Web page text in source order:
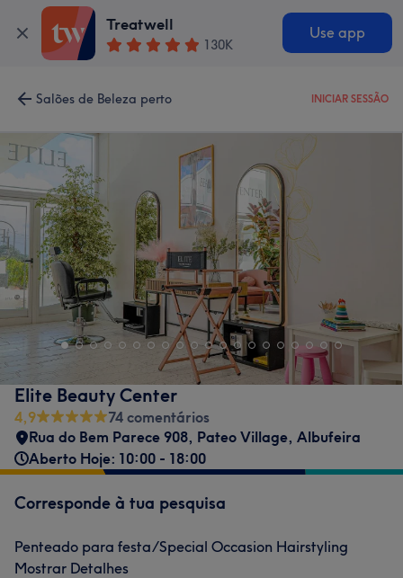
Treatwell
130K
Use app
Salões de Beleza perto INICIAR SESSÃO
Elite Beauty Center
4,9
74 comentários
Rua do Bem Parece 908, Pateo Village, Albufeira
Aberto Hoje: 10:00 - 18:00
Corresponde à tua pesquisa
Penteado para festa/Special Occasion Hairstyling
Mostrar Detalhes